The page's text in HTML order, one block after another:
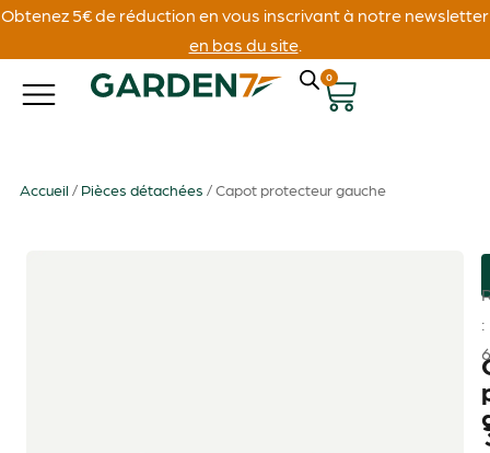
Obtenez 5€ de réduction en vous inscrivant à notre newsletter
en bas du site.
0
Accueil / Pièces détachées / Capot protecteur gauche
: